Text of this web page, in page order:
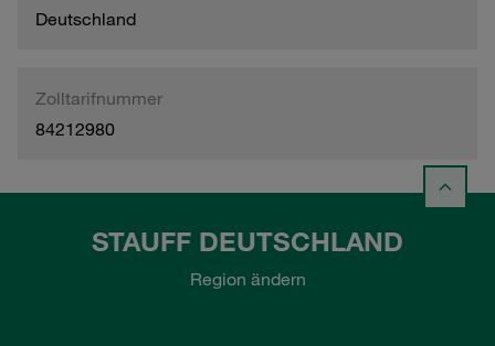
Deutschland
Zolltarifnummer
84212980
STAUFF DEUTSCHLAND
Region ändern